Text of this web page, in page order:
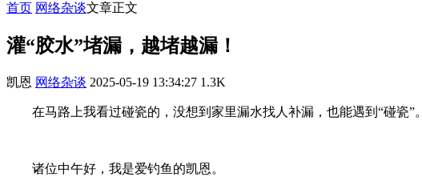
首页 网络杂谈文章正文
灌“胶水”堵漏，越堵越漏！
凯恩 网络杂谈 2025-05-19 13:34:27 1.3K
在马路上我看过碰瓷的，没想到家里漏水找人补漏，也能遇到“碰瓷”。
诸位中午好，我是爱钓鱼的凯恩。